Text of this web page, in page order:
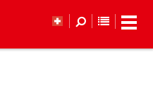
LISTE